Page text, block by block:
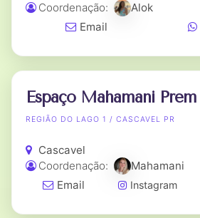
Coordenação:
Alok
Email
Espaço Mahamani Prem
REGIÃO DO LAGO 1 / CASCAVEL PR
Cascavel
Coordenação:
Mahamani
Email
Instagram